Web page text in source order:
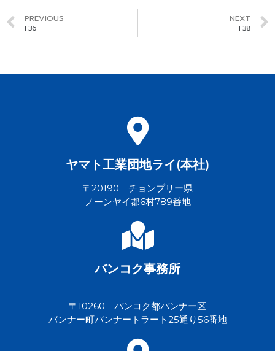
PREVIOUS
F36
NEXT
F38
ヤマト工業団地ライ(本社)
〒20190 チョンブリー県
ノーンヤイ郡6村789番地
バンコク事務所
〒10260 バンコク都バンナー区
バンナー町バンナートラート25通り56番地